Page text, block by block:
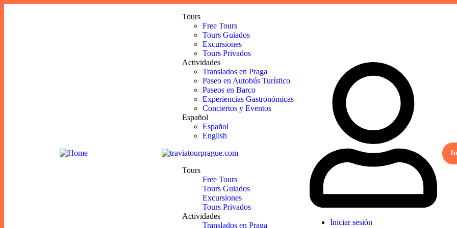
Tours
Free Tours
Tours Guiados
Excursiones
Tours Privados
Actividades
Translados en Praga
Paseo en Autobús Turístico
Paseos en Barco
Experiencias Gastronómicas
Conciertos y Eventos
Español
Español
English
Tours
Free Tours
Tours Guiados
Excursiones
Tours Privados
Actividades
Translados en Praga
Iniciar sesión